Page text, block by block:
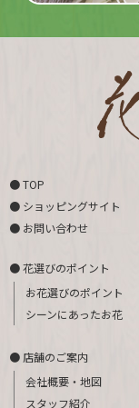
● TOP
● ショッピングサイト
● お問い合わせ
● 花選びのポイント
お花選びのポイント
シーンにあったお花
● 店舗のご案内
会社概要・地図
スタッフ紹介